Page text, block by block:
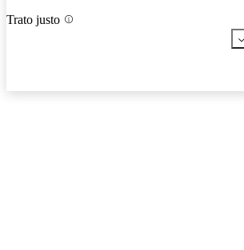
Trato justo